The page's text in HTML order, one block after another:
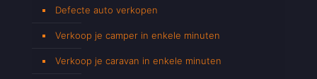
Defecte auto verkopen
Verkoop je camper in enkele minuten
Verkoop je caravan in enkele minuten